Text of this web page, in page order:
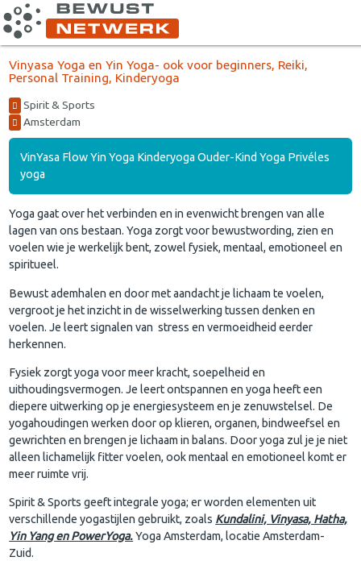
Vinyasa Yoga en Yin Yoga- ook voor beginners, Reiki,
Personal Training, Kinderyoga
Spirit & Sports
Amsterdam
VinYasa Flow Yin Yoga Kinderyoga Ouder-Kind Yoga Privéles
yoga
Yoga gaat over het verbinden en in evenwicht brengen van alle
lagen van ons bestaan. Yoga zorgt voor bewustwording, zien en
voelen wie je werkelijk bent, zowel fysiek, mentaal, emotioneel en
spiritueel.
Bewust ademhalen en door met aandacht je lichaam te voelen,
vergroot je het inzicht in de wisselwerking tussen denken en
voelen. Je leert signalen van stress en vermoeidheid eerder
herkennen.
Fysiek zorgt yoga voor meer kracht, soepelheid en
uithoudingsvermogen. Je leert ontspannen en yoga heeft een
diepere uitwerking op je energiesysteem en je zenuwstelsel. De
yogahoudingen werken door op klieren, organen, bindweefsel en
gewrichten en brengen je lichaam in balans. Door yoga zul je je niet
alleen lichamelijk fitter voelen, ook mentaal en emotioneel komt er
meer ruimte vrij.
Spirit & Sports geeft integrale yoga; er worden elementen uit
verschillende yogastijlen gebruikt, zoals Kundalini, Vinyasa, Hatha,
Yin Yang en PowerYoga.Yoga Amsterdam, locatie Amsterdam-
Zuid.